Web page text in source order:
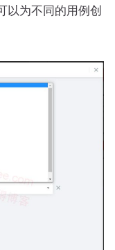
以为不同的用例创